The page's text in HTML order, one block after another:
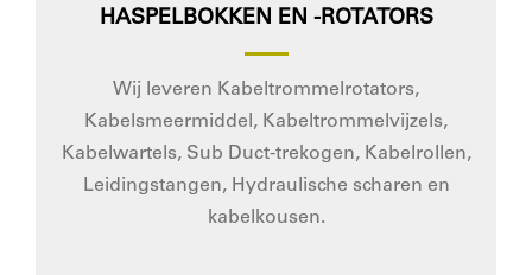
HASPELBOKKEN EN -ROTATORS
Wij leveren Kabeltrommelrotators,
Kabelsmeermiddel, Kabeltrommelvijzels,
Kabelwartels, Sub Duct-trekogen, Kabelrollen,
Leidingstangen, Hydraulische scharen en
kabelkousen.